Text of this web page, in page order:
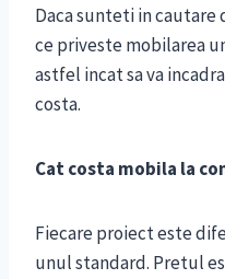
Daca sunteti in cautare
ce priveste mobilarea
astfel incat sa va
costa.
Cat costa mobila la
Fiecare proiect este
unul standard. Pretul